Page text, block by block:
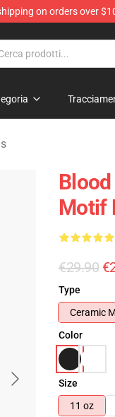
on orders over
Store
Motif
€29.90
Type
Ceramic
Color
Size
11 oz